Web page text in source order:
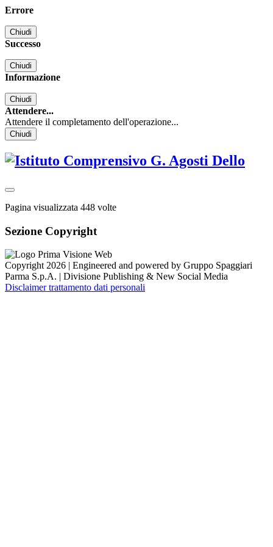
Errore
Chiudi
Successo
Chiudi
Informazione
Chiudi
Attendere...
Attendere il completamento dell'operazione...
Chiudi
Pagina visualizzata 448 volte
Sezione Copyright
Copyright 2026 | Engineered and powered by Gruppo Spaggiari
Parma S.p.A. | Divisione Publishing & New Social Media
Disclaimer trattamento dati personali